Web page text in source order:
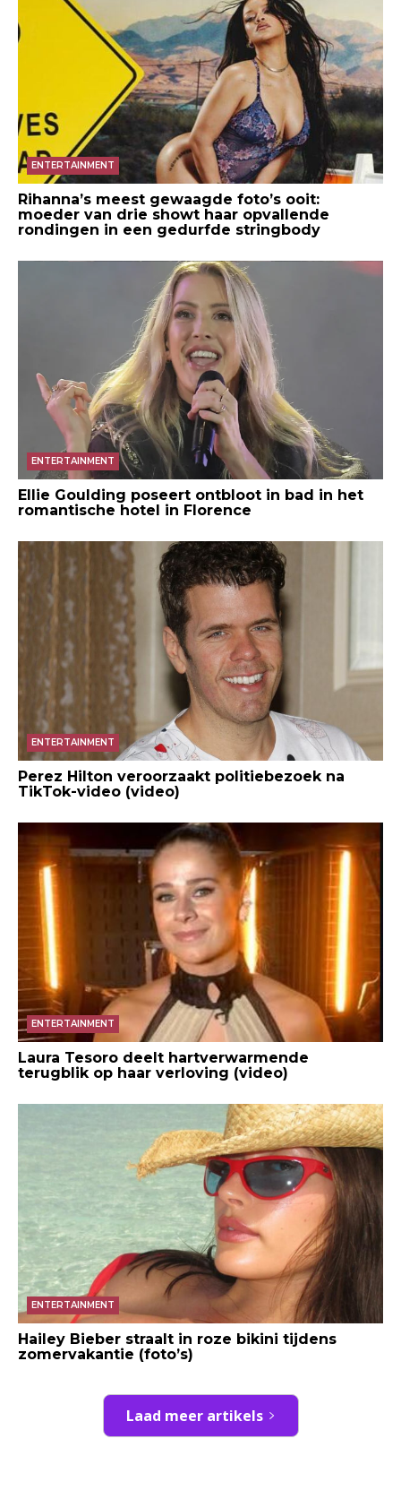
ENTERTAINMENT
Rihanna’s meest gewaagde foto’s ooit:
moeder van drie showt haar opvallende
rondingen in een gedurfde stringbody
ENTERTAINMENT
Ellie Goulding poseert ontbloot in bad in het
romantische hotel in Florence
ENTERTAINMENT
Perez Hilton veroorzaakt politiebezoek na
TikTok-video (video)
ENTERTAINMENT
Laura Tesoro deelt hartverwarmende
terugblik op haar verloving (video)
ENTERTAINMENT
Hailey Bieber straalt in roze bikini tijdens
zomervakantie (foto’s)
Laad meer artikels